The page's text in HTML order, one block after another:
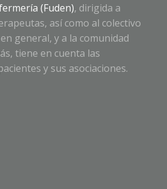
(Fuden), dirigida a
así como al colectivo
general, y a la comunidad
tiene en cuenta las
y sus asociaciones.